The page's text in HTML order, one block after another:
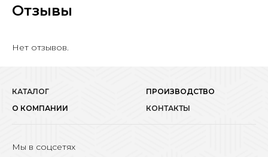
Отзывы
Нет отзывов.
КАТАЛОГ
ПРОИЗВОДСТВО
О КОМПАНИИ
КОНТАКТЫ
Мы в соцсетях